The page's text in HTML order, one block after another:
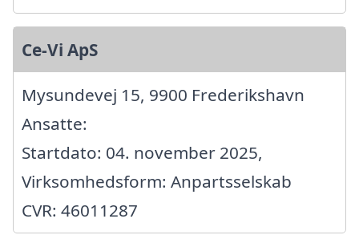
Ce-Vi ApS
Mysundevej 15, 9900 Frederikshavn
Ansatte:
Startdato: 04. november 2025,
Virksomhedsform: Anpartsselskab
CVR: 46011287